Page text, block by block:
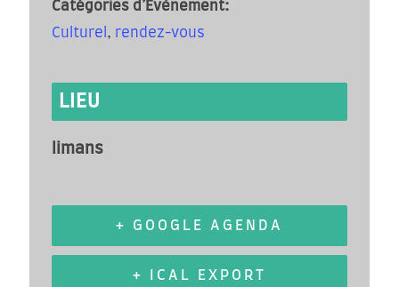
Catégories d’Évènement:
Culturel , rendez-vous
LIEU
limans
+ GOOGLE AGENDA
+ ICAL EXPORT